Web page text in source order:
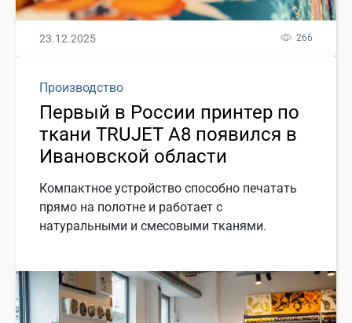
23.12.2025 266
Производство
Первый в России принтер по
ткани TRUJET A8 появился в
Ивановской области
Компактное устройство способно печатать
прямо на полотне и работает с
натуральными и смесовыми тканями.